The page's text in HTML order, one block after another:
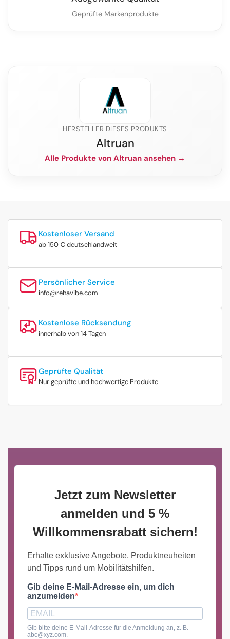
Geprüfte Markenprodukte
HERSTELLER DIESES PRODUKTS
Altruan
Alle Produkte von Altruan ansehen →
Kostenloser Versand
ab 150 € deutschlandweit
Persönlicher Service
info@rehavibe.com
Kostenlose Rücksendung
innerhalb von 14 Tagen
Geprüfte Qualität
Nur geprüfte und hochwertige Produkte
Jetzt zum Newsletter
anmelden und 5 %
Willkommensrabatt sichern!
Erhalte exklusive Angebote, Produktneuheiten
und Tipps rund um Mobilitätshilfen.
Gib deine E-Mail-Adresse ein, um dich
anzumelden
Gib bitte deine E-Mail-Adresse für die Anmeldung an, z. B.
abc@xyz.com.